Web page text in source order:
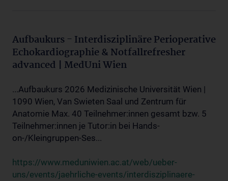
Aufbaukurs - Interdisziplinäre Perioperative
Echokardiographie & Notfallrefresher
advanced | MedUni Wien
...Aufbaukurs 2026 Medizinische Universität Wien |
1090 Wien, Van Swieten Saal und Zentrum für
Anatomie Max. 40 Teilnehmer:innen gesamt bzw. 5
Teilnehmer:innen je Tutor:in bei Hands-
on-/Kleingruppen-Ses...
https://www.meduniwien.ac.at/web/ueber-
uns/events/jaehrliche-events/interdisziplinaere-